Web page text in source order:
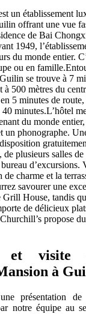
un établissement
offrant une vue
de Bai
1949,
du monde entier.
ou en
se trouve à 7
à 500 mètres du
5 minutes de route,
minutes.L’hôtel
du monde
un phonographe.
de plusieurs salles
d’excursions.
charme et la
savourer une
Grill House, tandis
de délicieux
propose
et visite
à
présentation
notre équipe au